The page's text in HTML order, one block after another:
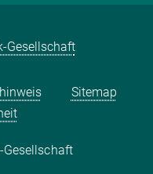
Gesellschaft
Sitemap
Gesellschaft